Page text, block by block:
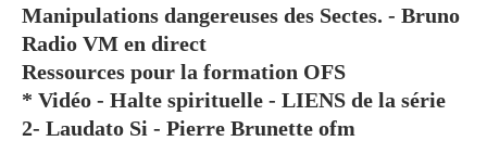
Manipulations dangereuses des Sectes. - Bruno
Radio VM en direct
Ressources pour la formation OFS
* Vidéo - Halte spirituelle - LIENS de la série
2- Laudato Si - Pierre Brunette ofm